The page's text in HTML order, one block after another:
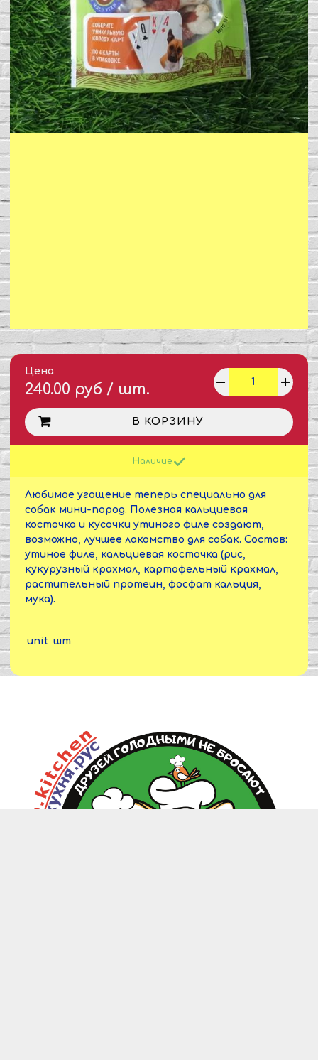
Цена
240.00 руб / шт.
В КОРЗИНУ
Наличие
Любимое угощение теперь специально для
собак мини-пород. Полезная кальциевая
косточка и кусочки утиного филе создают,
возможно, лучшее лакомство для собак. Состав:
утиное филе, кальциевая косточка (рис,
кукурузный крахмал, картофельный крахмал,
растительный протеин, фосфат кальция,
мука).
unit шт